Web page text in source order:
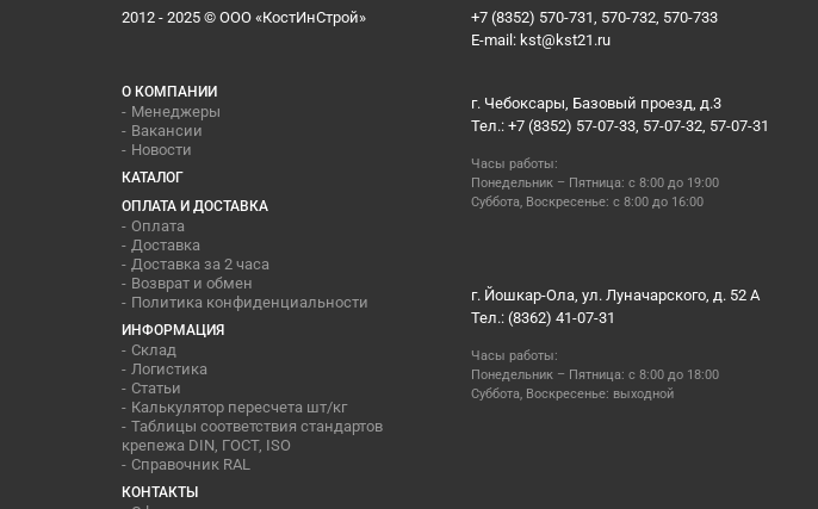
2012 - 2025 © ООО «КостИнСтрой»
+7 (8352) 570-731, 570-732, 570-733
E-mail: kst@kst21.ru
О КОМПАНИИ
Менеджеры
Вакансии
Новости
КАТАЛОГ
ОПЛАТА И ДОСТАВКА
Оплата
Доставка
Доставка за 2 часа
Возврат и обмен
Политика конфиденциальности
ИНФОРМАЦИЯ
Склад
Логистика
Статьи
Калькулятор пересчета шт/кг
Таблицы соответствия стандартов
крепежа DIN, ГОСТ, ISO
Справочник RAL
КОНТАКТЫ
г. Чебоксары, Базовый проезд, д.3
Тел.: +7 (8352) 57-07-33, 57-07-32, 57-07-31
Часы работы:
Понедельник – Пятница: с 8:00 до 19:00
Суббота, Воскресенье: с 8:00 до 16:00
г. Йошкар-Ола, ул. Луначарского, д. 52 А
Тел.: (8362) 41-07-31
Часы работы:
Понедельник – Пятница: с 8:00 до 18:00
Суббота, Воскресенье: выходной